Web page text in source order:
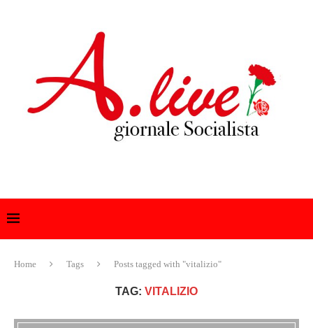
Home Tags Posts tagged with "vitalizio"
TAG: VITALIZIO